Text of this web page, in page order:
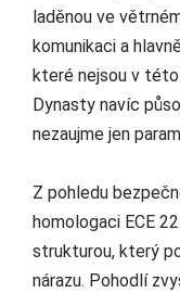
laděnou ve
komunikaci a
které nejsou v
Dynasty navíc
nezaujme jen
Z pohledu
homologaci ECE
strukturou, který
nárazu. Pohodlí